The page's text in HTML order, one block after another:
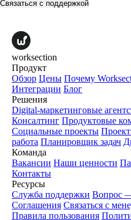
Связаться с поддержкой
worksection
Продукт
Обзор Цены Почему
Интеграции Блог
Решения
Digital-маркетинговые
Консалтинг Продуктовые
Социальные проекты
работа Планировщик задач
Команда
Вакансии Наши ценности
Контакты
Ресурсы
Служба поддержки Вопрос
Соглашения Связаться с
Правила пользования